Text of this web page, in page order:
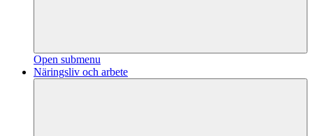
Open submenu
Näringsliv och arbete